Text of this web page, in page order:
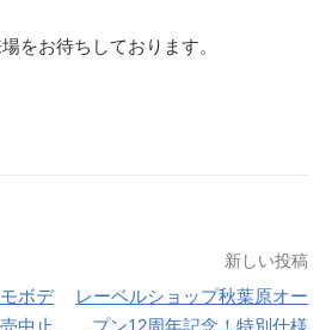
をお待ちしております。
ボデ
中止
新しい投稿
レーベルショップ秋葉原オー
プン12周年記念！特別仕様